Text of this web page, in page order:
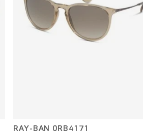
RAY-BAN 0RB4171